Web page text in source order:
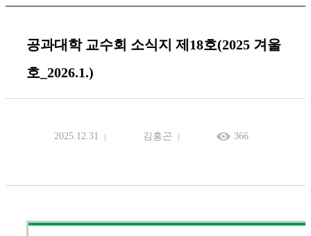
공과대학 교수회 소식지 제18호(2025 겨울
호_2026.1.)
2025.12.31 김홍곤 366